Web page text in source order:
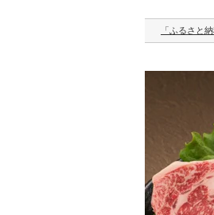
「ふるさと